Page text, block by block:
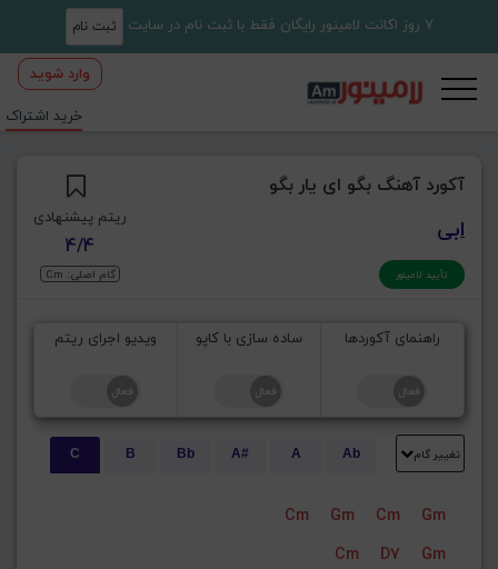
7 روز اکانت لامینور رایگان فقط با ثبت نام در سایت ثبت نام
وارد شوید
خرید اشتراک
آکورد آهنگ بگو ای یار بگو
ابی
تأیید لامینور
ریتم پیشنهادی
4/4
گام اصلی: Cm
راهنمای آکوردها ساده سازی با کاپو ویدیو اجرای ریتم
تغییر گام Ab
A
A#
Bb
B
C
Cm Gm Cm
Gm
Cm
D7
Gm